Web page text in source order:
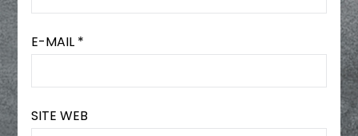
E-MAIL *
SITE WEB